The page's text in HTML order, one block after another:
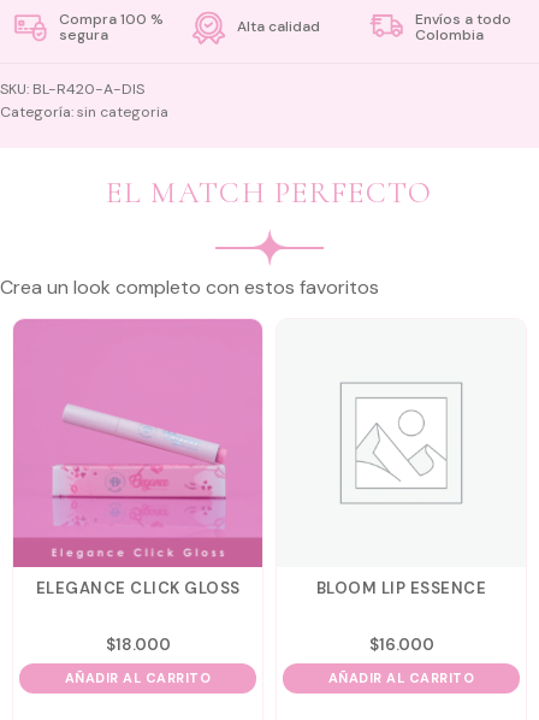
Compra 100 %
segura
Alta calidad
Envíos a todo
Colombia
SKU: BL-R420-A-DIS
Categoría:sin categoria
EL MATCH PERFECTO
Crea un look completo con estos favoritos
ELEGANCE CLICK GLOSS
$18.000
AÑADIR AL CARRITO
BLOOM LIP ESSENCE
$16.000
AÑADIR AL CARRITO